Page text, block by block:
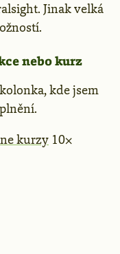
Jinak velká
nebo kurz
kde jsem
kurzy 10⨉